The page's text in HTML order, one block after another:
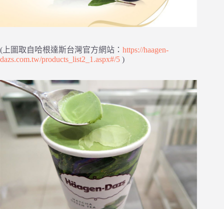
(上圖取自哈根達斯台灣官方網站： https://haagen-
dazs.com.tw/products_list2_1.aspx#/5 )